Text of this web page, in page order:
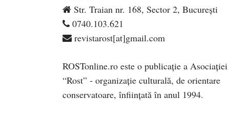
Str. Traian nr. 168, Sector 2, București
0740.103.621
revistarost[at]gmail.com
ROSTonline.ro este o publicaţie a Asociaţiei
“Rost” - organizaţie culturală, de orientare
conservatoare, înfiinţată în anul 1994.